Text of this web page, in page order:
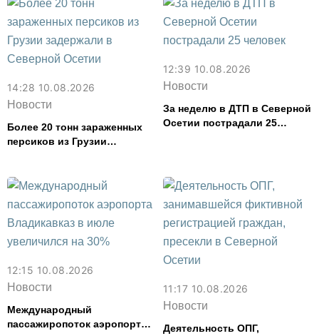
14:28 10.08.2026
Новости
Более 20 тонн зараженных
персиков из Грузии
12:39 10.08.2026
Новости
За неделю в ДТП в Северной
Осетии пострадали 25
12:15 10.08.2026
Новости
Международный
пассажиропоток аэропорта
11:17 10.08.2026
Новости
Деятельность ОПГ,